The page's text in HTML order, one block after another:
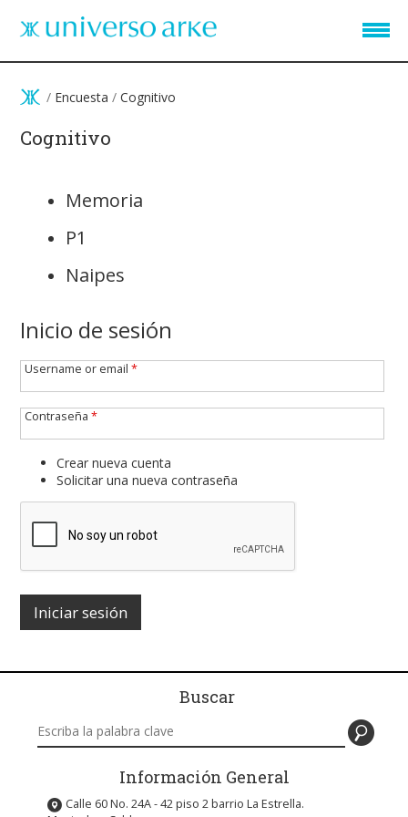
/ Encuesta / Cognitivo
Cognitivo
Memoria
P1
Naipes
Inicio de sesión
Username or email*
Contraseña*
Crear nueva cuenta
Solicitar una nueva contraseña
Buscar
Buscar en este sitio
Información General
Calle 60 No. 24A - 42 piso 2 barrio La Estrella.